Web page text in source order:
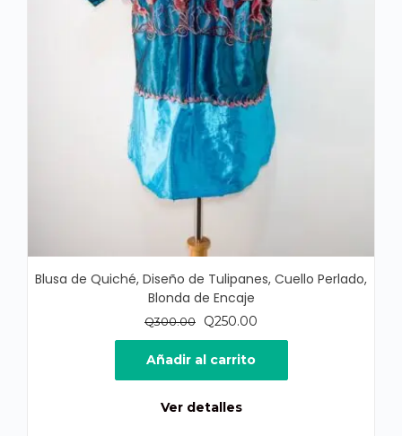
Blusa de Quiché, Diseño de Tulipanes, Cuello Perlado,
Blonda de Encaje
Q300.00
El
precio
original
era:
Q250.00
precio
es:
Añadir al carrito
Ver detalles